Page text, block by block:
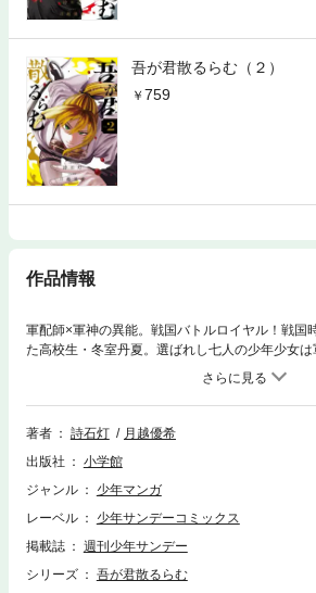
吾が君散るらむ（２）
759
作品情報
軍配師×軍神の異能。戦国バトルロイヤル！戦国
た高校生・冬室丹夏。選ばれし七人の少年少女は
場を支配する「軍配師」として天下統一を命じら
人。しかし天下を取るのはただ1人――天下争奪
堂々開幕ッ！！
著者
詩石灯
月越優希
出版社
小学館
ジャンル
少年マンガ
レーベル
少年サンデーコミックス
掲載誌
週刊少年サンデー
シリーズ
吾が君散るらむ